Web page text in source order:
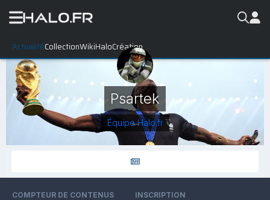
ActualitéCollectionWikiHaloCréation
Psartek
Équipe Halo.fr
COMPTEUR DE CONTENUS INSCRIPTION